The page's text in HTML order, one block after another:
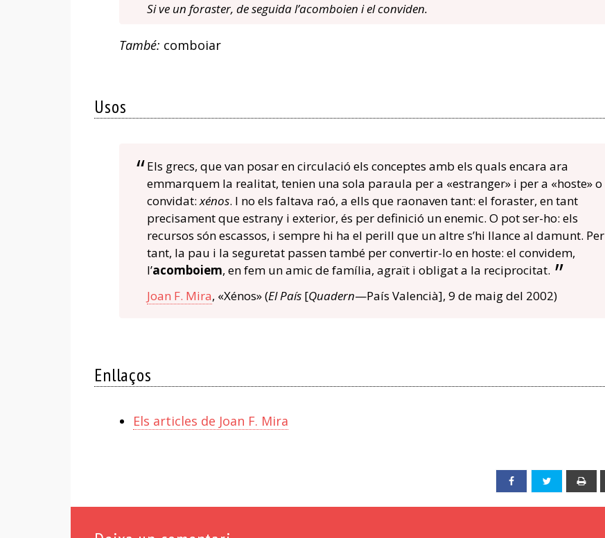
Si ve un foraster, de seguida l’acomboien i el conviden.
També: comboiar
Usos
Els grecs, que van posar en circulació els conceptes amb els quals encara ara
emmarquem la realitat, tenien una sola paraula per a «estranger» i per a «hoste» o
convidat:xénos. I no els faltava raó, a ells que raonaven tant: el foraster, en tant
precisament que estrany i exterior, és per definició un enemic. O pot ser-ho: els
recursos són escassos, i sempre hi ha el perill que un altre s’hi llance al damunt. Per
tant, la pau i la seguretat passen també per convertir-lo en hoste: el convidem,
l’acomboiem, en fem un amic de família, agraït i obligat a la reciprocitat.
Joan F. Mira, «Xénos» (El País[Quadern—País Valencià], 9 de maig del 2002)
Enllaços
Els articles de Joan F. Mira
Facebook Twitter